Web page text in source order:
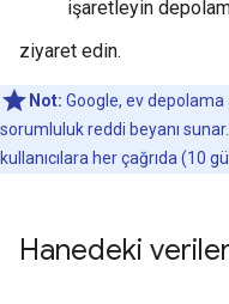
işaretleyin
ziyaret edin.
Not: Google, ev depolama
sorumluluk reddi beyanı
kullanıcılara her çağrıda (10
Hanedeki